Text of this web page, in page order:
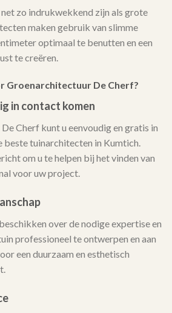
net zo indrukwekkend zijn als grote
maken gebruik van slimme
optimaal te benutten en een
te creëren.
Groenarchitectuur De Cherf?
in contact komen
Cherf kunt u eenvoudig en gratis in
beste tuinarchitecten in Kumtich.
om u te helpen bij het vinden van
voor uw project.
over de nodige expertise en
professioneel te ontwerpen en aan
een duurzaam en esthetisch